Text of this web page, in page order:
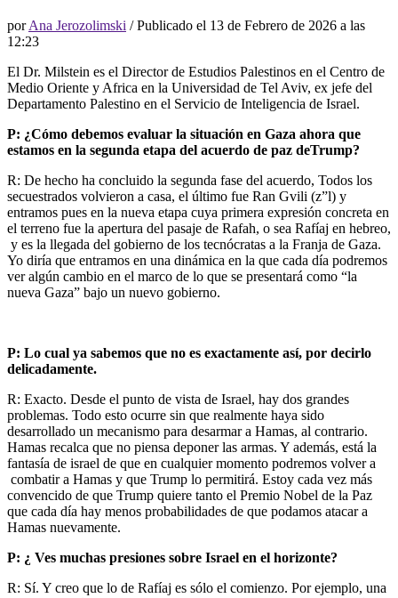
porAna Jerozolimski / Publicado el 13 de Febrero de 2026 a las
12:23
El Dr. Milstein es el Director de Estudios Palestinos en el Centro de
Medio Oriente y Africa en la Universidad de Tel Aviv, ex jefe del
Departamento Palestino en el Servicio de Inteligencia de Israel.
P: ¿Cómo debemos evaluar la situación en Gaza ahora que
estamos en la segunda etapa del acuerdo de paz deTrump?
R: De hecho ha concluido la segunda fase del acuerdo, Todos los
secuestrados volvieron a casa, el último fue Ran Gvili (z”l) y
entramos pues en la nueva etapa cuya primera expresión concreta en
el terreno fue la apertura del pasaje de Rafah, o sea Rafíaj en hebreo,
y es la llegada del gobierno de los tecnócratas a la Franja de Gaza.
Yo diría que entramos en una dinámica en la que cada día podremos
ver algún cambio en el marco de lo que se presentará como “la
nueva Gaza” bajo un nuevo gobierno.
P: Lo cual ya sabemos que no es exactamente así, por decirlo
delicadamente.
R: Exacto. Desde el punto de vista de Israel, hay dos grandes
problemas. Todo esto ocurre sin que realmente haya sido
desarrollado un mecanismo para desarmar a Hamas, al contrario.
Hamas recalca que no piensa deponer las armas. Y además, está la
fantasía de israel de que en cualquier momento podremos volver a
combatir a Hamas y que Trump lo permitirá. Estoy cada vez más
convencido de que Trump quiere tanto el Premio Nobel de la Paz
que cada día hay menos probabilidades de que podamos atacar a
Hamas nuevamente.
P: ¿ Ves muchas presiones sobre Israel en el horizonte?
R: Sí. Y creo que lo de Rafíaj es sólo el comienzo. Por ejemplo, una